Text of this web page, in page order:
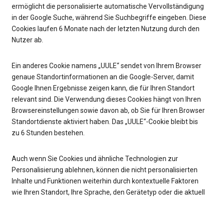
ermöglicht die personalisierte automatische Vervollständigung
in der Google Suche, während Sie Suchbegriffe eingeben. Diese
Cookies laufen 6 Monate nach der letzten Nutzung durch den
Nutzer ab.
Ein anderes Cookie namens „UULE“ sendet von Ihrem Browser
genaue Standortinformationen an die Google-Server, damit
Google Ihnen Ergebnisse zeigen kann, die für Ihren Standort
relevant sind. Die Verwendung dieses Cookies hängt von Ihren
Browsereinstellungen sowie davon ab, ob Sie für Ihren Browser
Standortdienste aktiviert haben. Das „UULE“-Cookie bleibt bis
zu 6 Stunden bestehen.
Auch wenn Sie Cookies und ähnliche Technologien zur
Personalisierung ablehnen, können die nicht personalisierten
Inhalte und Funktionen weiterhin durch kontextuelle Faktoren
wie Ihren Standort, Ihre Sprache, den Gerätetyp oder die aktuell